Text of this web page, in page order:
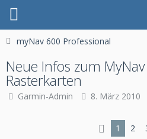
myNav 600 Professional
Neue Infos zum
Rasterkarten
Garmin-Admin 8. März 2010
1 2